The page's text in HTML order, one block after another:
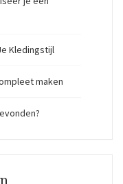
Kledingstijl
maken